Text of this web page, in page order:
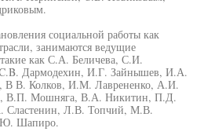
социальной работы как
занимаются ведущие
как С.А. Беличева, С.И.
C.B. Дармодехин, И.Г. Зайнышев, И.А.
В В. Колков, И.М. Лаврененко, А.И.
В.П. Мошняга, В.А. Никитин, П.Д.
Сластенин, Л.В. Топчий, М.В.
Шапиро.